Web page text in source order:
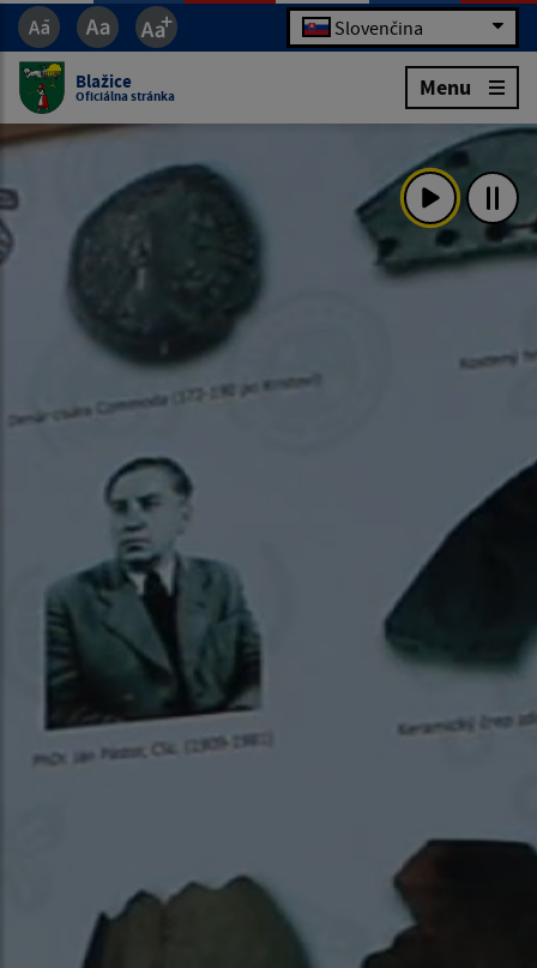
Slovenčina
Blažice
Oficiálna stránka Menu